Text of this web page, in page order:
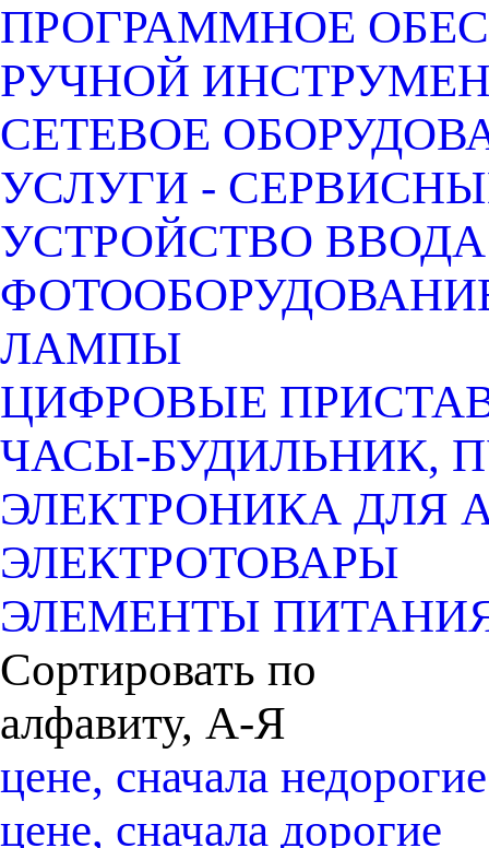
ПРОГРАММНОЕ
РУЧНОЙ
СЕТЕВОЕ
УСЛУГИ -
УСТРОЙСТВО ВВОДА
ЛАМПЫ
ЦИФРОВЫЕ
ЧАСЫ-БУДИЛЬНИК,
ЭЛЕКТРОНИКА ДЛЯ
ЭЛЕКТРОТОВАРЫ
ЭЛЕМЕНТЫ
Сортировать по
алфавиту, А-Я
цене, сначала недорогие
цене, сначала дорогие